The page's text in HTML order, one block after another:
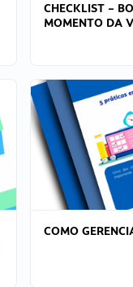
CHECKLIST –
MOMENTO DA
COMO